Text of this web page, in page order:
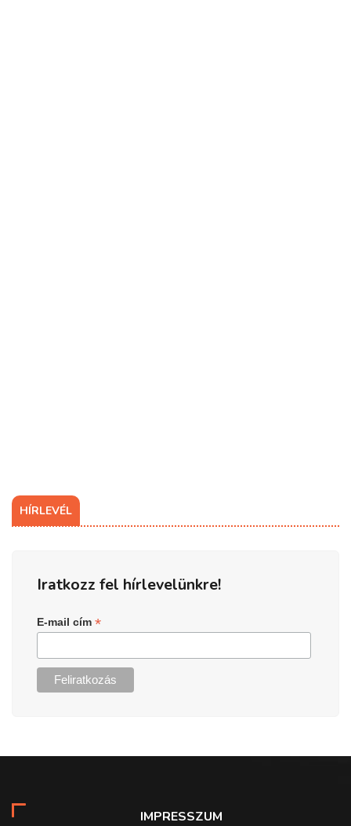
HÍRLEVÉL
Iratkozz fel hírlevelünkre!
E-mail cím*
IMPRESSZUM